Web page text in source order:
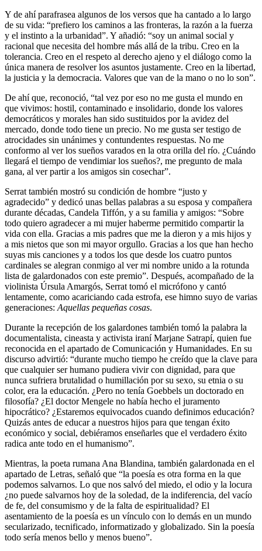
Y de ahí parafrasea algunos de los versos que ha cantado a lo largo
de su vida:
prefiero los caminos a las fronteras, la razón a la fuerza
y el instinto a la urbanidad . Y añadió:
soy un animal social y
racional que necesita del hombre más allá de la tribu. Creo en la
tolerancia. Creo en el respeto al derecho ajeno y el diálogo como la
única manera de resolver los asuntos justamente. Creo en la libertad,
la justicia y la democracia. Valores que van de la mano o no lo son .
De ahí que, reconoció,
tal vez por eso no me gusta el mundo en
que vivimos: hostil, contaminado e insolidario, donde los valores
democráticos y morales han sido sustituidos por la avidez del
mercado, donde todo tiene un precio. No me gusta ser testigo de
atrocidades sin unánimes y contundentes respuestas. No me
conformo al ver los sueños varados en la otra orilla del río. ¿Cuándo
llegará el tiempo de vendimiar los sueños?, me pregunto de mala
gana, al ver partir a los amigos sin cosechar .
Serrat también mostró su condición de hombre
justo y
agradecido
y dedicó unas bellas palabras a su esposa y compañera
durante décadas, Candela Tiffón, y a su familia y amigos:
Sobre
todo quiero agradecer a mi mujer haberme permitido compartir la
vida con ella. Gracias a mis padres que me la dieron y a mis hijos y
a mis nietos que son mi mayor orgullo. Gracias a los que han hecho
suyas mis canciones y a todos los que desde los cuatro puntos
cardinales se alegran conmigo al ver mi nombre unido a la rotunda
lista de galardonados con este premio . Después, acompañado de la
violinista Úrsula Amargós, Serrat tomó el micrófono y cantó
lentamente, como acariciando cada estrofa, ese himno suyo de varias
generaciones: Aquellas pequeñas cosas.
Durante la recepción de los galardones también tomó la palabra la
documentalista, cineasta y activista iraní Marjane Satrapí, quien fue
reconocida en el apartado de Comunicación y Humanidades. En su
discurso advirtió:
durante mucho tiempo he creído que la clave para
que cualquier ser humano pudiera vivir con dignidad, para que
nunca sufriera brutalidad o humillación por su sexo, su etnia o su
color, era la educación. ¿Pero no tenía Goebbels un doctorado en
filosofía? ¿El doctor Mengele no había hecho el juramento
hipocrático? ¿Estaremos equivocados cuando definimos educación?
Quizás antes de educar a nuestros hijos para que tengan éxito
económico y social, debiéramos enseñarles que el verdadero éxito
radica ante todo en el humanismo .
Mientras, la poeta rumana Ana Blandina, también galardonada en el
apartado de Letras, señaló que
la poesía es otra forma en la que
podemos salvarnos. Lo que nos salvó del miedo, el odio y la locura
¿no puede salvarnos hoy de la soledad, de la indiferencia, del vacío
de fe, del consumismo y de la falta de espiritualidad? El
asentamiento de la poesía es un vínculo con lo demás en un mundo
secularizado, tecnificado, informatizado y globalizado. Sin la poesía
todo sería menos bello y menos bueno .